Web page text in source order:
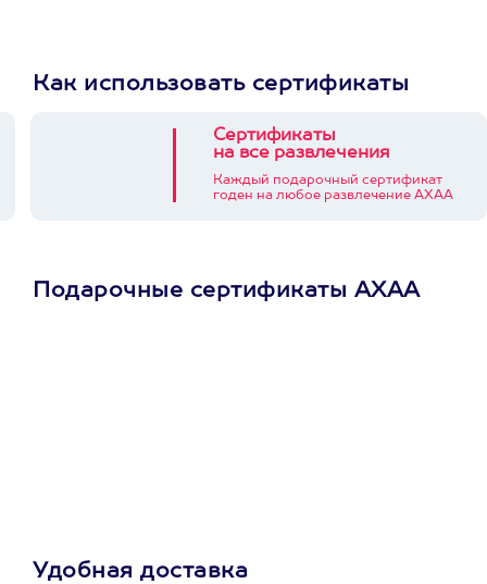
Как использовать сертификаты
Сертификаты
на все развлечения
Каждый подарочный сертификат
годен на любое развлечение АХАА
Подарочные сертификаты АХАА
Удобная доставка